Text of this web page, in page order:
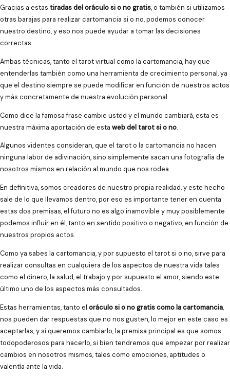
Gracias a estas tiradas del oráculo si o no gratis, o también si utilizamos
otras barajas para realizar cartomancia si o no, podemos conocer
nuestro destino, y eso nos puede ayudar a tomar las decisiones
correctas.
Ambas técnicas, tanto el tarot virtual como la cartomancia, hay que
entenderlas también como una herramienta de crecimiento personal, ya
que el destino siempre se puede modificar en función de nuestros actos
y más concretamente de nuestra evolución personal.
Como dice la famosa frase cambie usted y el mundo cambiará, esta es
nuestra máxima aportación de esta web del tarot si o no.
Algunos videntes consideran, que el tarot o la cartomancia no hacen
ninguna labor de adivinación, sino simplemente sacan una fotografía de
nosotros mismos en relación al mundo que nos rodea.
En definitiva, somos creadores de nuestro propia realidad, y este hecho
sale de lo que llevamos dentro, por eso es importante tener en cuenta
estas dos premisas, el futuro no es algo inamovible y muy posiblemente
podemos influir en él, tanto en sentido positivo o negativo, en función de
nuestros propios actos.
Como ya sabes la cartomancia, y por supuesto el tarot si o no, sirve para
realizar consultas en cualquiera de los aspectos de nuestra vida tales
como el dinero, la salud, el trabajo y por supuesto el amor, siendo este
último uno de los aspectos más consultados.
Estas herramientas, tanto el oráculo si o no gratis como la cartomancia,
nos pueden dar respuestas que no nos gusten, lo mejor en este caso es
aceptarlas, y si queremos cambiarlo, la premisa principal es que somos
todopoderosos para hacerlo, si bien tendremos que empezar por realizar
cambios en nosotros mismos, tales como emociones, aptitudes o
valentía ante la vida.